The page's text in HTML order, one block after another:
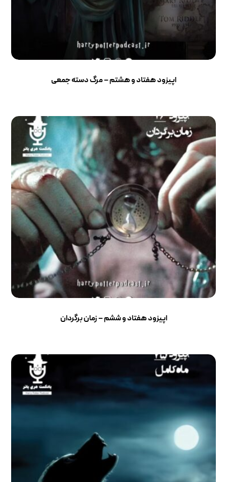
اپیزود هفتاد و هشتم – مرگ دسته جمعی
اپیزود هفتاد و ششم – زمان برگردان